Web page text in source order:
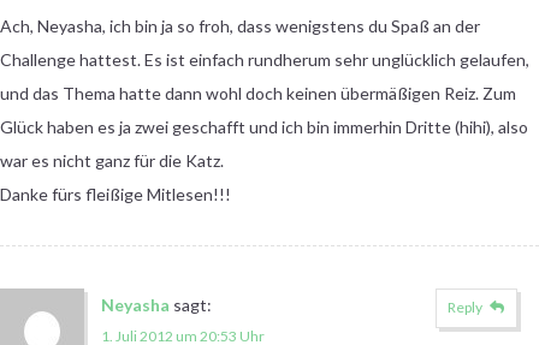
Ach, Neyasha, ich bin ja so froh, dass wenigstens du Spaß an der
Challenge hattest. Es ist einfach rundherum sehr unglücklich gelaufen,
und das Thema hatte dann wohl doch keinen übermäßigen Reiz. Zum
Glück haben es ja zwei geschafft und ich bin immerhin Dritte (hihi), also
war es nicht ganz für die Katz.
Danke fürs fleißige Mitlesen!!!
Neyasha sagt:
1. Juli 2012 um 20:53 Uhr
Reply